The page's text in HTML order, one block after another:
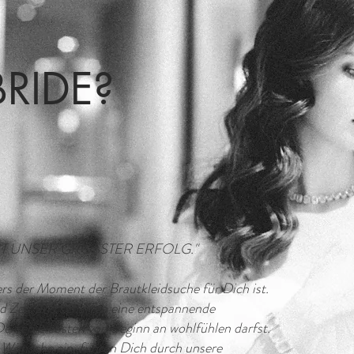
UNSER GRÖSSTER ERFOLG."
der Moment der Brautkleidsuche für Dich ist.
Zeit und schaffen eine entspannende
Liebsten von Beginn an wohlfühlen darfst.
ein, führen Dich durch unsere